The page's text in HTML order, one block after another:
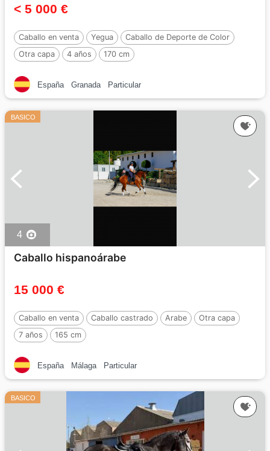
< 5 000 €
Caballo en venta Yegua
Caballo de Deporte de Color
Otra capa
4 años 170 cm
España Granada Particular
BASICO
4
Caballo hispanoárabe
15 000 €
Caballo en venta Caballo castrado Arabe
Otra capa
7 años
165 cm
España Málaga Particular
BASICO